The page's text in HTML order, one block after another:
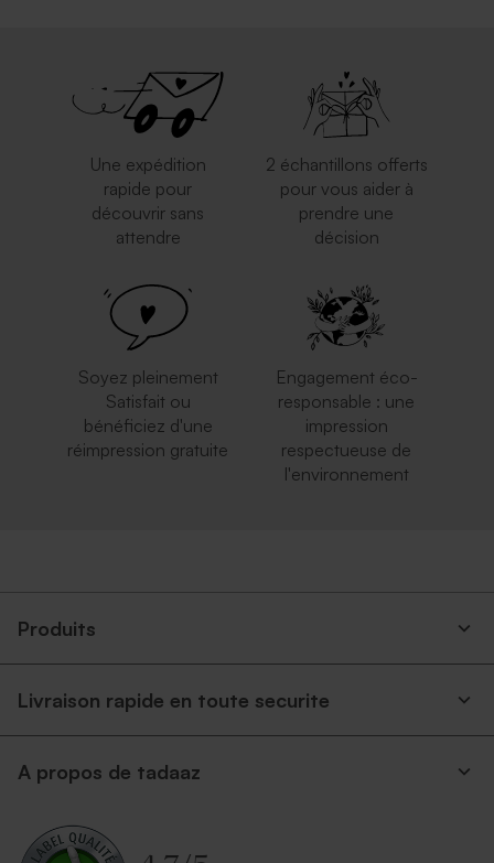
Une expédition
rapide pour
découvrir sans
attendre
2 échantillons offerts
pour vous aider à
prendre une
décision
Soyez pleinement
Satisfait ou
bénéficiez d'une
réimpression gratuite
Engagement éco-
responsable : une
impression
respectueuse de
l'environnement
Produits
Livraison rapide en toute securite
A propos de tadaaz